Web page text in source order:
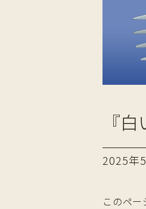
『
2025年
このペ